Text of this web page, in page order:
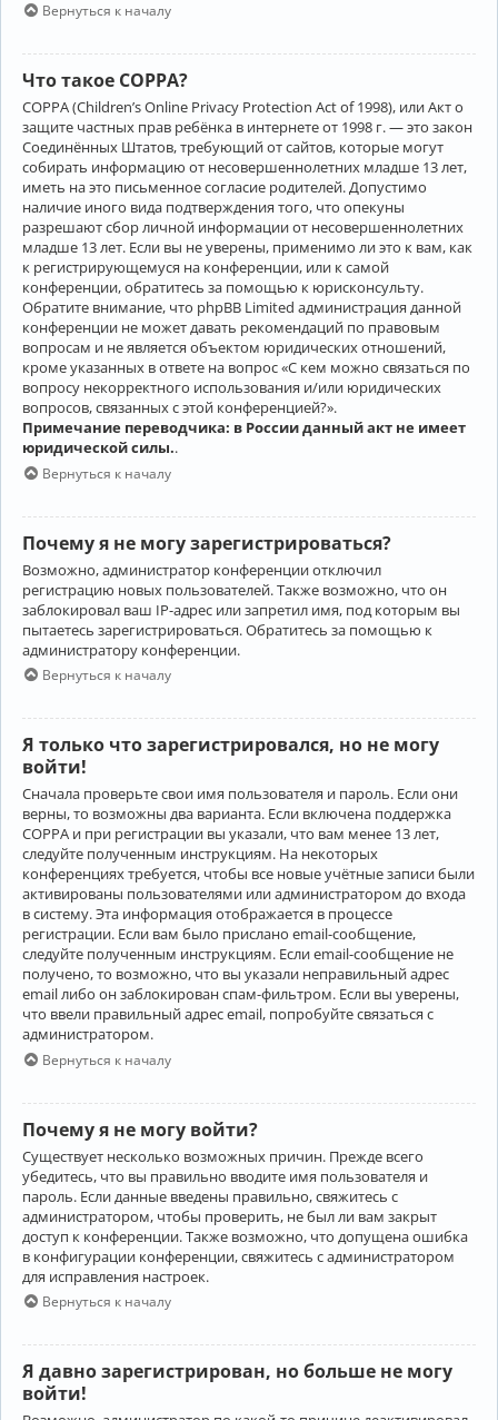
Вернуться к началу
Что такое COPPA?
COPPA (Children’s Online Privacy Protection Act of 1998), или Акт о
защите частных прав ребёнка в интернете от 1998 г. — это закон
Соединённых Штатов, требующий от сайтов, которые могут
собирать информацию от несовершеннолетних младше 13 лет,
иметь на это письменное согласие родителей. Допустимо
наличие иного вида подтверждения того, что опекуны
разрешают сбор личной информации от несовершеннолетних
младше 13 лет. Если вы не уверены, применимо ли это к вам, как
к регистрирующемуся на конференции, или к самой
конференции, обратитесь за помощью к юрисконсульту.
Обратите внимание, что phpBB Limited администрация данной
конференции не может давать рекомендаций по правовым
вопросам и не является объектом юридических отношений,
кроме указанных в ответе на вопрос «С кем можно связаться по
вопросу некорректного использования и/или юридических
вопросов, связанных с этой конференцией?».
Примечание переводчика: в России данный акт не имеет
юридической силы..
Вернуться к началу
Почему я не могу зарегистрироваться?
Возможно, администратор конференции отключил
регистрацию новых пользователей. Также возможно, что он
заблокировал ваш IP-адрес или запретил имя, под которым вы
пытаетесь зарегистрироваться. Обратитесь за помощью к
администратору конференции.
Вернуться к началу
Я только что зарегистрировался, но не могу
войти!
Сначала проверьте свои имя пользователя и пароль. Если они
верны, то возможны два варианта. Если включена поддержка
COPPA и при регистрации вы указали, что вам менее 13 лет,
следуйте полученным инструкциям. На некоторых
конференциях требуется, чтобы все новые учётные записи были
активированы пользователями или администратором до входа
в систему. Эта информация отображается в процессе
регистрации. Если вам было прислано email-сообщение,
следуйте полученным инструкциям. Если email-сообщение не
получено, то возможно, что вы указали неправильный адрес
email либо он заблокирован спам-фильтром. Если вы уверены,
что ввели правильный адрес email, попробуйте связаться с
администратором.
Вернуться к началу
Почему я не могу войти?
Существует несколько возможных причин. Прежде всего
убедитесь, что вы правильно вводите имя пользователя и
пароль. Если данные введены правильно, свяжитесь с
администратором, чтобы проверить, не был ли вам закрыт
доступ к конференции. Также возможно, что допущена ошибка
в конфигурации конференции, свяжитесь с администратором
для исправления настроек.
Вернуться к началу
Я давно зарегистрирован, но больше не могу
войти!